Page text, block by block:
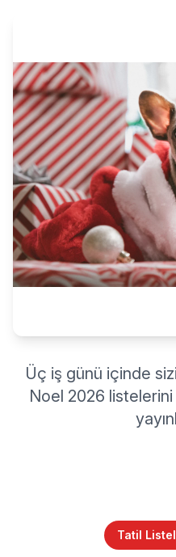
Üç iş günü içinde
Noel 2026 listelerini
Tatil